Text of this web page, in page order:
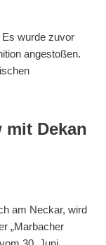
Es wurde zuvor
angestoßen.
mit Dekan
am Neckar, wird
„Marbacher